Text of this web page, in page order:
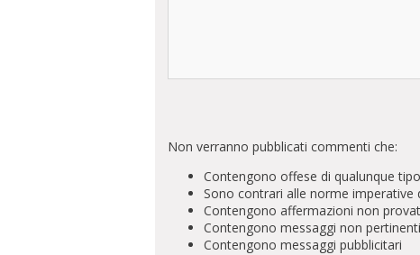
Non verranno pubblicati commenti che:
Contengono offese di qualunque tipo
Sono contrari alle norme imperative
Contengono affermazioni non
Contengono messaggi non
Contengono messaggi pubblicitari